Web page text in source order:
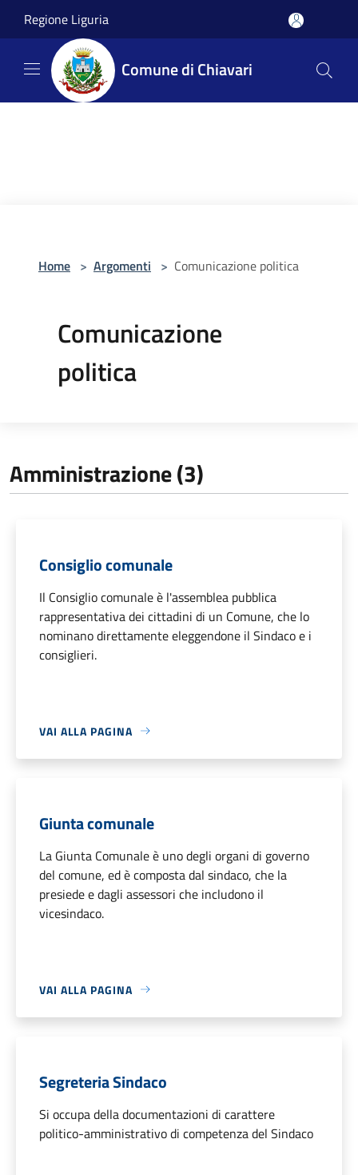
Regione Liguria
Comune di Chiavari
Home > Argomenti > Comunicazione politica
Comunicazione
politica
Amministrazione (3)
Consiglio comunale
Il Consiglio comunale è l'assemblea pubblica
rappresentativa dei cittadini di un Comune, che lo
nominano direttamente eleggendone il Sindaco e i
consiglieri.
VAI ALLA PAGINA
Giunta comunale
La Giunta Comunale è uno degli organi di governo
del comune, ed è composta dal sindaco, che la
presiede e dagli assessori che includono il
vicesindaco.
VAI ALLA PAGINA
Segreteria Sindaco
Si occupa della documentazioni di carattere
politico-amministrativo di competenza del Sindaco